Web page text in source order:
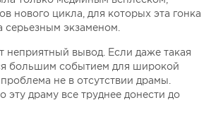
нового цикла, для которых эта гонка
серьезным экзаменом.
неприятный вывод. Если даже такая
большим событием для широкой
не в отсутствии драмы.
эту драму все труднее донести до